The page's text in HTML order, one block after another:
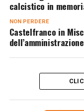
calcistico in
NON PERDERE
Castelfranco in